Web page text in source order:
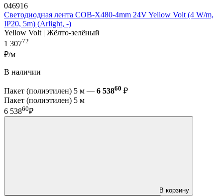
046916
Светодиодная лента COB-X480-4mm 24V Yellow Volt (4 W/m,
IP20, 5m) (Arlight, -)
Yellow Volt | Жёлто-зелёный
1 30772
₽/м
В наличии
Пакет (полиэтилен) 5 м — 6 53860 ₽
Пакет (полиэтилен) 5 м
6 53860₽
В корзину